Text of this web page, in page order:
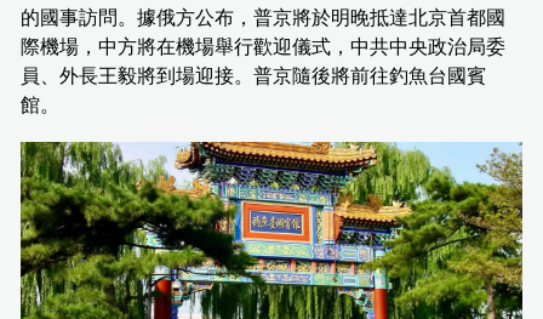
的國事訪問。據俄方公布，普京將於明晚抵達北京首都國
際機場，中方將在機場舉行歡迎儀式，中共中央政治局委
員、外長王毅將到場迎接。普京隨後將前往釣魚台國賓
館。